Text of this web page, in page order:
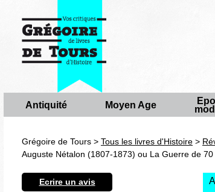
Antiquité Moyen Age
Grégoire de Tours > Tous les livres d'Histoire >
Auguste Nétalon (1807-1873) ou La Guerre de
Ecrire un avis